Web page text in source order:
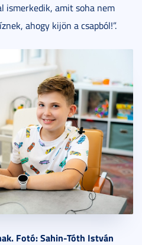
ismerkedik, amit soha nem
ahogy kijön a csapból!”.
Fotó: Sahin-Tóth István